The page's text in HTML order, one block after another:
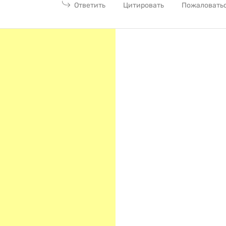
Ответить Цитировать